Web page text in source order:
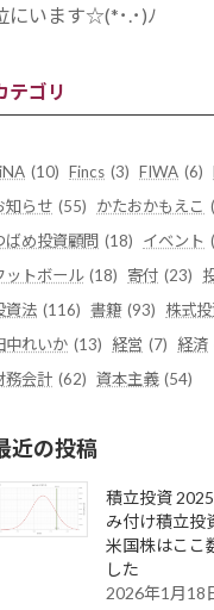
にいます☆(*･.･)ﾉ
テゴリ
(10) Fincs (3) FIWA (6)
知らせ (55) かたおかもえこ
ばめ投資顧問 (18) イベント
ットボール (18) 寄付 (23)
資法 (116) 書籍 (93) 株式
中れいか (13) 経営 (7) 経済
務会計 (62) 資本主義 (54)
近の投稿
積立投資
み付け積立投
米国株はここ
した
2026年1月18